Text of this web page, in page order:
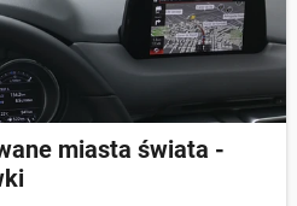
miasta świata -